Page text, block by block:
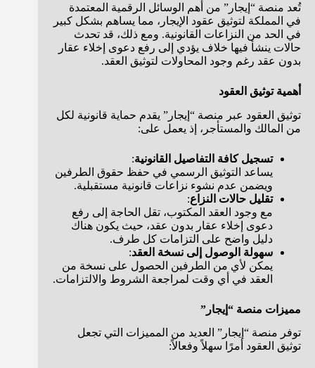
تُعد منصة “إيجار” من أهم الوسائل الرقمية المعتمدة
في المملكة لتوثيق عقود الإيجار، مما يساهم بشكل كبير
في الحد من النزاعات القانونية. ومع ذلك، قد تحدث
حالات ينشأ فيها خلاف يؤدي إلى رفع دعوى إخلاء عقار
بدون عقد رغم وجود المحاولات لتوثيق العقد.
أهمية توثيق العقود
توثيق العقود عبر منصة “إيجار” يقدم حماية قانونية لكل
من المالك والمستأجر، إذ يعمل على:
تسجيل كافة التفاصيل القانونية:
يساعد التوثيق الرسمي في حفظ حقوق الطرفين
ويضمن عدم نشوء نزاعات قانونية مستقبلية.
تقليل حالات النزاع:
مع وجود العقد المكتوب، تقل الحاجة إلى رفع
دعوى إخلاء عقار بدون عقد، حيث يكون هناك
دليل واضح على التزامات كل طرف.
سهولة الوصول إلى نسخة العقد:
يمكن لأي من الطرفين الحصول على نسخة من
العقد في أي وقت لمراجعة الشروط والالتزامات.
مميزات منصة “إيجار”
توفر منصة “إيجار” العديد من المميزات التي تجعل
توثيق العقود أمرًا سهلاً وفعالاً: